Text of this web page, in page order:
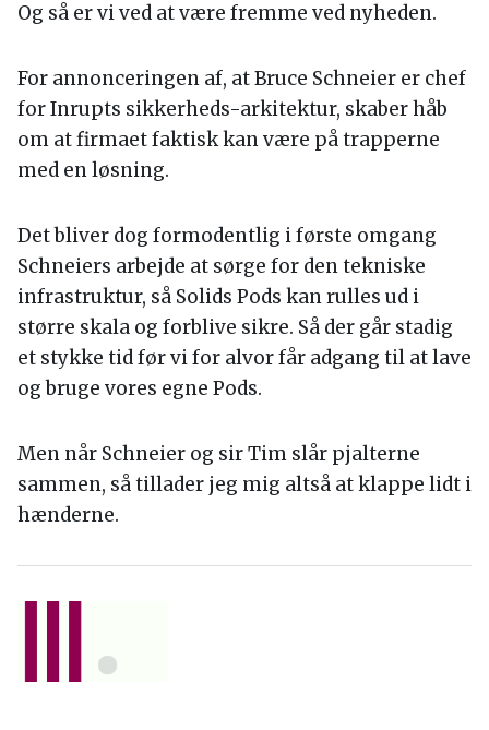
Og så er vi ved at være fremme ved nyheden.
For annonceringen af, at Bruce Schneier er chef
for Inrupts sikkerheds-arkitektur, skaber håb
om at firmaet faktisk kan være på trapperne
med en løsning.
Det bliver dog formodentlig i første omgang
Schneiers arbejde at sørge for den tekniske
infrastruktur, så Solids Pods kan rulles ud i
større skala og forblive sikre. Så der går stadig
et stykke tid før vi for alvor får adgang til at lave
og bruge vores egne Pods.
Men når Schneier og sir Tim slår pjalterne
sammen, så tillader jeg mig altså at klappe lidt i
hænderne.